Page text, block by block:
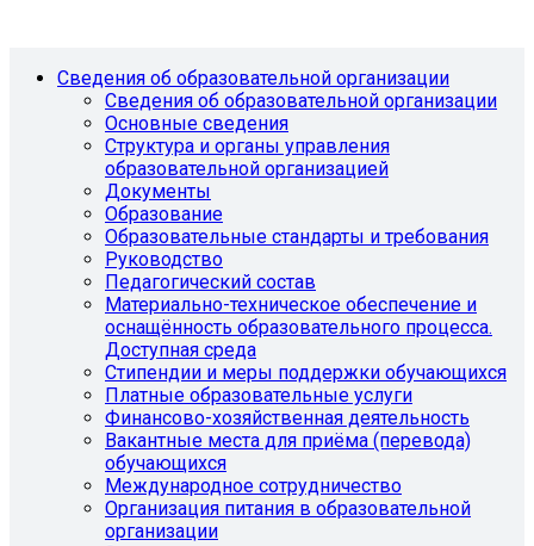
Сведения об образовательной организации
Сведения об образовательной организации
Основные сведения
Структура и органы управления
образовательной организацией
Документы
Образование
Образовательные стандарты и требования
Руководство
Педагогический состав
Материально-техническое обеспечение и
оснащённость образовательного процесса.
Доступная среда
Стипендии и меры поддержки обучающихся
Платные образовательные услуги
Финансово-хозяйственная деятельность
Вакантные места для приёма (перевода)
обучающихся
Международное сотрудничество
Организация питания в образовательной
организации